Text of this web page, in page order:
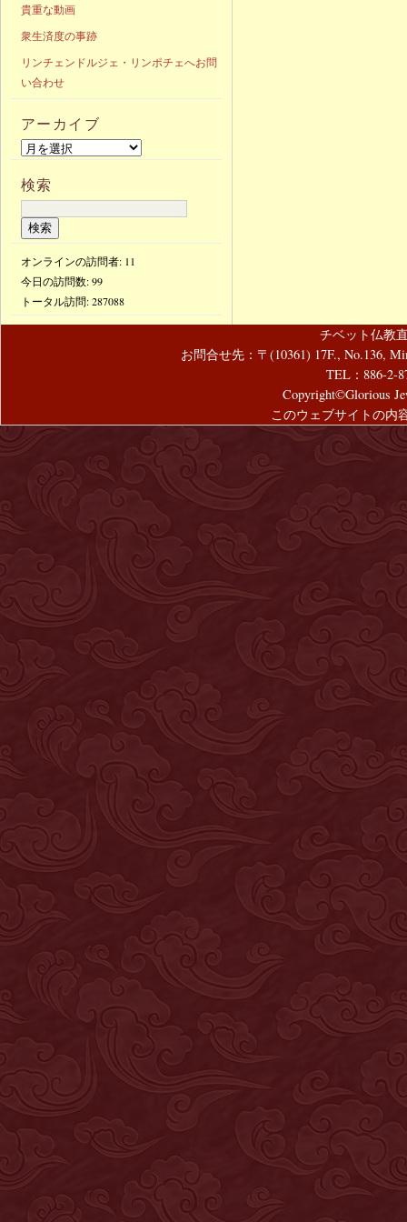
貴重な動画
衆生済度の事跡
リンチェンドルジェ・リンポチェへお問
い合わせ
アーカイブ
検索
オンラインの訪問者: 11
今日の訪問数:99
トータル訪問:287088
チベット仏教
お問合せ先：〒(10361) 17F., No.136,
TEL：886-2-
Copyright©Glorious
このウェブサイトの内